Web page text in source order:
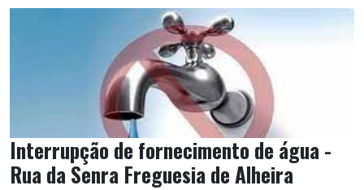
Interrupção de fornecimento de água -
Rua da Senra Freguesia de Alheira